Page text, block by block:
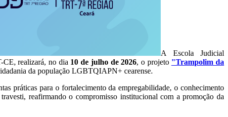
A Escola Judicial
CE, realizará, no dia 10 de julho de 2026, o projeto "Trampolim da
da população LGBTQIAPN+ cearense.
práticas para o fortalecimento da empregabilidade, o conhecimento
reafirmando o compromisso institucional com a promoção da